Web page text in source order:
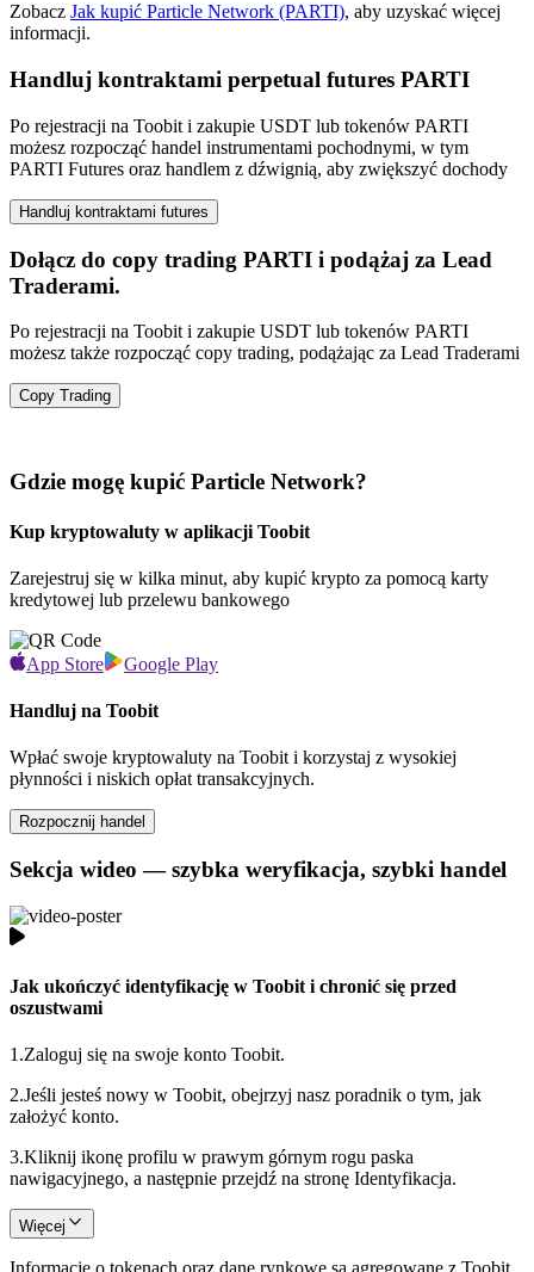
Zobacz Jak kupić Particle Network (PARTI), aby uzyskać więcej
informacji.
Handluj kontraktami perpetual futures PARTI
Po rejestracji na Toobit i zakupie USDT lub tokenów PARTI
możesz rozpocząć handel instrumentami pochodnymi, w tym
PARTI Futures oraz handlem z dźwignią, aby zwiększyć dochody
Handluj kontraktami futures
Dołącz do copy trading PARTI i podążaj za Lead
Traderami.
Po rejestracji na Toobit i zakupie USDT lub tokenów PARTI
możesz także rozpocząć copy trading, podążając za Lead Traderami
Copy Trading
Gdzie mogę kupić Particle Network?
Kup kryptowaluty w aplikacji Toobit
Zarejestruj się w kilka minut, aby kupić krypto za pomocą karty
kredytowej lub przelewu bankowego
App Store Google Play
Handluj na Toobit
Wpłać swoje kryptowaluty na Toobit i korzystaj z wysokiej
płynności i niskich opłat transakcyjnych.
Rozpocznij handel
Sekcja wideo — szybka weryfikacja, szybki handel
Jak ukończyć identyfikację w Toobit i chronić się przed
oszustwami
1.Zaloguj się na swoje konto Toobit.
2.Jeśli jesteś nowy w Toobit, obejrzyj nasz poradnik o tym, jak
założyć konto.
3.Kliknij ikonę profilu w prawym górnym rogu paska
nawigacyjnego, a następnie przejdź na stronę Identyfikacja.
Więcej